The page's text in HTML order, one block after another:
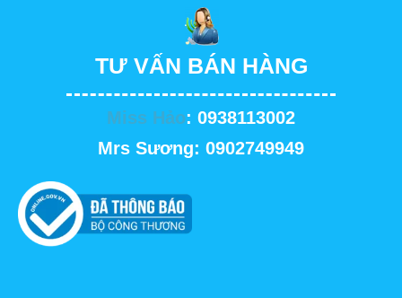
TƯ VẤN BÁN HÀNG
Miss Hảo: 0938113002
Mrs Sương: 0902749949